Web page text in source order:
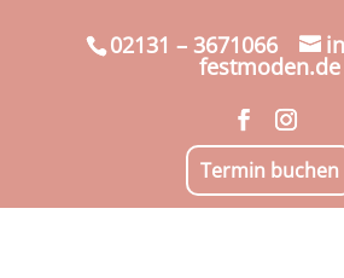
02131 – 3671066
festmoden.de
Termin buchen